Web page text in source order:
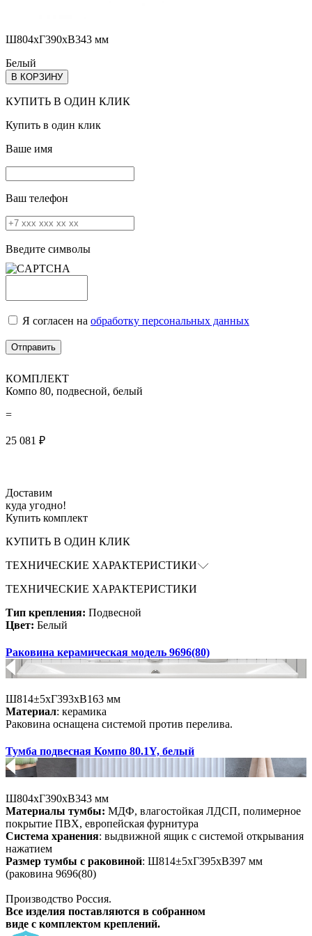
Ш804хГ390хВ343 мм
Белый
В КОРЗИНУ
КУПИТЬ В ОДИН КЛИК
Купить в один клик
Ваше имя
Ваш телефон
Введите символы
Я согласен на обработку персональных данных
КОМПЛЕКТ
Компо 80, подвесной, белый
=
25 081 ₽
Доставим
куда угодно!
Купить комплект
КУПИТЬ В ОДИН КЛИК
ТЕХНИЧЕСКИЕ ХАРАКТЕРИСТИКИ
ТЕХНИЧЕСКИЕ ХАРАКТЕРИСТИКИ
Тип крепления: Подвесной
Цвет: Белый
Раковина керамическая модель 9696(80)
Ш814±5хГ393хВ163 мм
Материал: керамика
Раковина оснащена системой против перелива.
Тумба подвесная Компо 80.1Y, белый
Ш804хГ390хВ343 мм
Материалы тумбы: МДФ, влагостойкая ЛДСП, полимерное
покрытие ПВХ, европейская фурнитура
Система хранения: выдвижной ящик с системой открывания
нажатием
Размер тумбы с раковиной: Ш814±5хГ395хВ397 мм
(раковина 9696(80)
Производство Россия.
Все изделия поставляются в собранном
виде с комплектом креплений.